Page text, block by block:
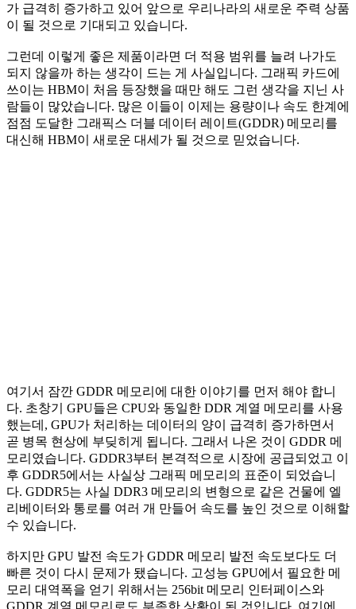
가 급격히 증가하고 있어 앞으로 우리나라의 새로운 주력 상품
이 될 것으로 기대되고 있습니다.
그런데 이렇게 좋은 제품이라면 더 적용 범위를 늘려 나가도
되지 않을까 하는 생각이 드는 게 사실입니다. 그래픽 카드에
쓰이는 HBM이 처음 등장했을 때만 해도 그런 생각을 지닌 사
람들이 많았습니다. 많은 이들이 이제는 용량이나 속도 한계에
점점 도달한 그래픽스 더블 데이터 레이트(GDDR) 메모리를
대신해 HBM이 새로운 대세가 될 것으로 믿었습니다.
여기서 잠깐 GDDR 메모리에 대한 이야기를 먼저 해야 합니
다. 초창기 GPU들은 CPU와 동일한 DDR 계열 메모리를 사용
했는데, GPU가 처리하는 데이터의 양이 급격히 증가하면서
곧 병목 현상에 부딪히게 됩니다. 그래서 나온 것이 GDDR 메
모리였습니다. GDDR3부터 본격적으로 시장에 공급되었고 이
후 GDDR5에서는 사실상 그래픽 메모리의 표준이 되었습니
다. GDDR5는 사실 DDR3 메모리의 변형으로 같은 건물에 엘
리베이터와 통로를 여러 개 만들어 속도를 높인 것으로 이해할
수 있습니다.
하지만 GPU 발전 속도가 GDDR 메모리 발전 속도보다도 더
빠른 것이 다시 문제가 됐습니다. 고성능 GPU에서 필요한 메
모리 대역폭을 얻기 위해서는 256bit 메모리 인터페이스와
GDDR 계열 메모리로도 부족한 상황이 된 것입니다. 여기에